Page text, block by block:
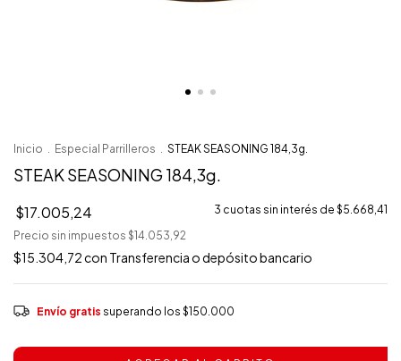
Inicio . Especial Parrilleros . STEAK SEASONING 184,3g.
STEAK SEASONING 184,3g.
$17.005,24 3 cuotas sin interés de $5.668,41
Precio sin impuestos $14.053,92
$15.304,72con Transferencia o depósito bancario
Envío gratis superando los $150.000